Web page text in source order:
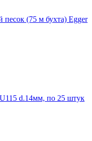
(75 м бухта) Egger
d.14мм, по 25 штук